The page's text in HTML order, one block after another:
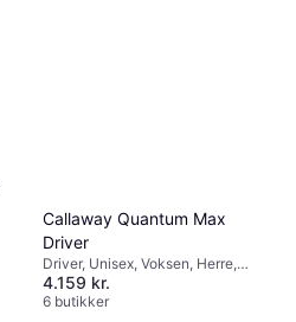
Callaway Quantum Max
Driver
Driver, Unisex, Voksen, Herre,
Grafitskaft
4.159 kr.
6 butikker